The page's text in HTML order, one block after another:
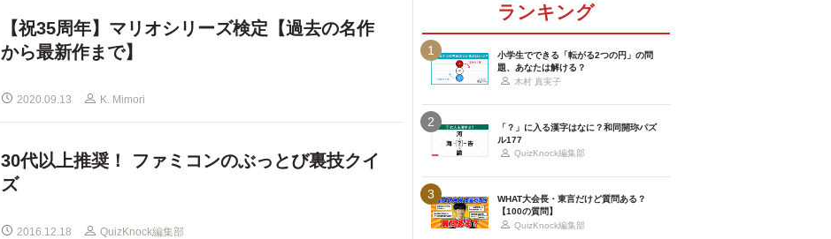
【祝35周年】マリオシリーズ検定【過去の名作
から最新作まで】
2020.09.13 K. Mimori
30代以上推奨！ ファミコンのぶっとび裏技クイ
ズ
2016.12.18 QuizKnock編集部
ランキング
1
小学生でできる「転がる2つの円」の問
題、あなたは解ける？
木村 真実子
2
「？」に入る漢字はなに？和同開珎パズ
ル177
QuizKnock編集部
3
WHAT大会長・東言だけど質問ある？
【100の質問】
QuizKnock編集部